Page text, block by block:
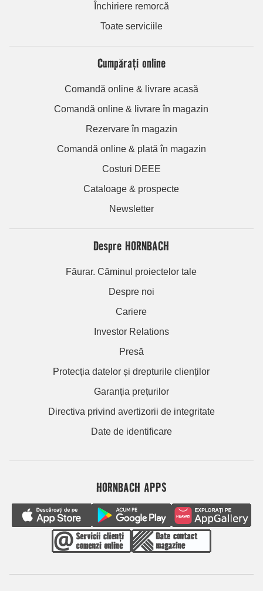
Închiriere remorcă
Toate serviciile
Cumpărați online
Comandă online & livrare acasă
Comandă online & livrare în magazin
Rezervare în magazin
Comandă online & plată în magazin
Costuri DEEE
Cataloage & prospecte
Newsletter
Despre HORNBACH
Făurar. Căminul proiectelor tale
Despre noi
Cariere
Investor Relations
Presă
Protecția datelor și drepturile clienților
Garanția prețurilor
Directiva privind avertizorii de integritate
Date de identificare
HORNBACH APPS